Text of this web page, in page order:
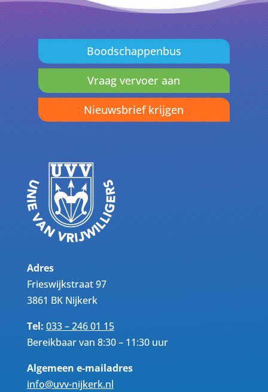
Boodschappenbus
Vraag vervoer aan
Nieuwsbrief krijgen
Adres
Frieswijkstraat 97
3861 BK Nijkerk
Tel:033 – 246 01 15
Bereikbaar van 8:30 – 11:30 uur
Algemeen e-mailadres
info@uvv-nijkerk.nl